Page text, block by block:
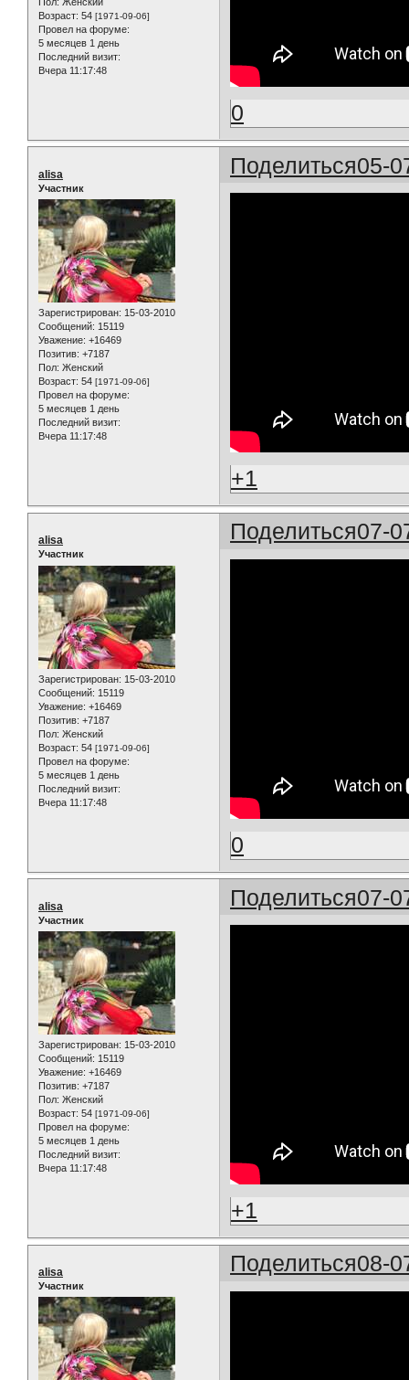
Возраст: 54 [1971-09-06]
Провел на форуме:
5 месяцев 1 день
Последний визит:
Вчера 11:17:48
0
Поделиться05-
alisa
Участник
Зарегистрирован: 15-03-2010
Сообщений: 15119
Уважение: +16469
Позитив: +7187
Пол: Женский
Возраст: 54 [1971-09-06]
Провел на форуме:
5 месяцев 1 день
Последний визит:
Вчера 11:17:48
+1
Поделиться07-
alisa
Участник
Зарегистрирован: 15-03-2010
Сообщений: 15119
Уважение: +16469
Позитив: +7187
Пол: Женский
Возраст: 54 [1971-09-06]
Провел на форуме:
5 месяцев 1 день
Последний визит:
Вчера 11:17:48
0
Поделиться07-
alisa
Участник
Зарегистрирован: 15-03-2010
Сообщений: 15119
Уважение: +16469
Позитив: +7187
Пол: Женский
Возраст: 54 [1971-09-06]
Провел на форуме:
5 месяцев 1 день
Последний визит:
Вчера 11:17:48
+1
Поделиться08-
alisa
Участник